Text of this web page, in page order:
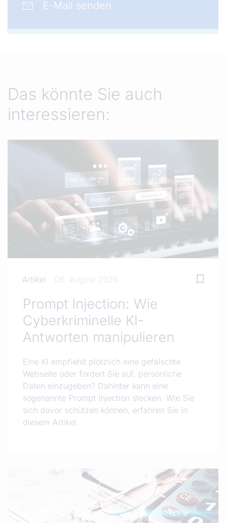
E-Mail senden
Das könnte Sie auch
interessieren:
Artikel 06. August 2026
Prompt Injection: Wie
Cyberkriminelle KI-
Antworten manipulieren
Eine KI empfiehlt plötzlich eine gefälschte
Webseite oder fordert Sie auf, persönliche
Daten einzugeben? Dahinter kann eine
sogenannte Prompt Injection stecken. Wie Sie
sich davor schützen können, erfahren Sie in
diesem Artikel.